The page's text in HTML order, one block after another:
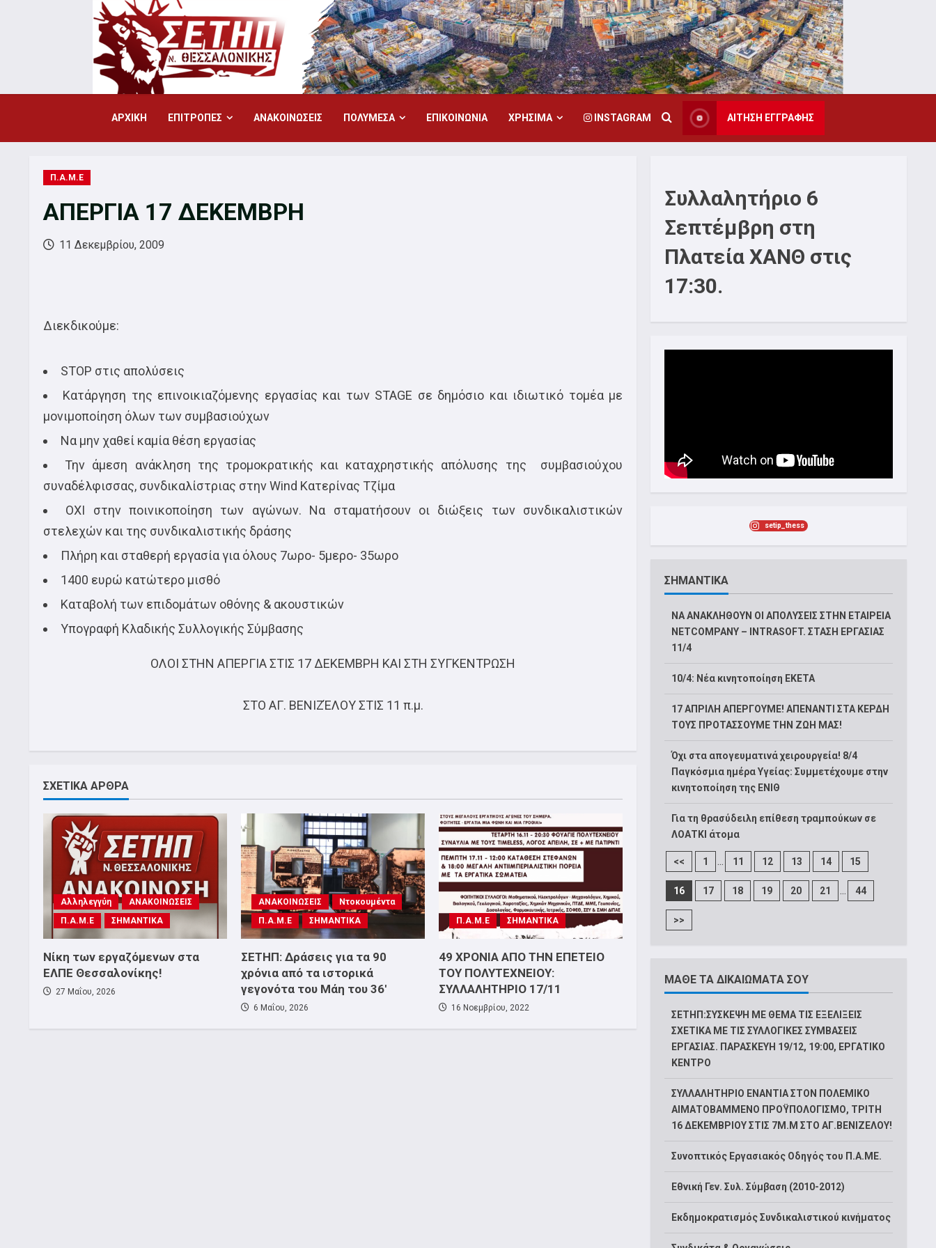
ΑΡΧΙΚΗ ΕΠΙΤΡΟΠΕΣ ΑΝΑΚΟΙΝΩΣΕΙΣ ΠΟΛΥΜΕΣΑ ΕΠΙΚΟΙΝΩΝΙΑ ΧΡΗΣΙΜΑ INSTAGRAM ΑΙΤΗΣΗ ΕΓΓΡΑΦΗΣ
Π.Α.Μ.Ε
ΑΠΕΡΓΙΑ 17 ΔΕΚΕΜΒΡΗ
11 Δεκεμβρίου, 2009
Διεκδικούμε:
STOP στις απολύσεις
Κατάργηση της επινοικιαζόμενης εργασίας και των STAGE σε δημόσιο και ιδιωτικό τομέα με
μονιμοποίηση όλων των συμβασιούχων
Nα μην χαθεί καμία θέση εργασίας
Την άμεση ανάκληση της τρομοκρατικής και καταχρηστικής απόλυσης της συμβασιούχου
συναδέλφισσας, συνδικαλίστριας στην Wind Κατερίνας Τζίμα
ΟΧΙ στην ποινικοποίηση των αγώνων. Να σταματήσουν οι διώξεις των συνδικαλιστικών
στελεχών και της συνδικαλιστικής δράσης
Πλήρη και σταθερή εργασία για όλους 7ωρο- 5μερο- 35ωρο
1400 ευρώ κατώτερο μισθό
Καταβολή των επιδομάτων οθόνης & ακουστικών
Υπογραφή Κλαδικής Συλλογικής Σύμβασης
ΟΛΟΙ ΣΤΗΝ ΑΠΕΡΓΙΑ ΣΤΙΣ 17 ΔΕΚΕΜΒΡΗ ΚΑΙ ΣΤΗ ΣΥΓΚΕΝΤΡΩΣΗ
ΣΤΟ ΑΓ. ΒΕΝΙΖΈΛΟΥ ΣΤΙΣ 11 π.μ.
ΣΧΕΤΙΚΑ ΑΡΘΡΑ
Αλληλεγγύη
ΑΝΑΚΟΙΝΩΣΕΙΣ
Π.Α.Μ.Ε
ΣΗΜΑΝΤΙΚΑ
Νίκη των εργαζόμενων στα
ΕΛΠΕ Θεσσαλονίκης!
27 Μαΐου, 2026
ΑΝΑΚΟΙΝΩΣΕΙΣ
Ντοκουμέντα
Π.Α.Μ.Ε
ΣΗΜΑΝΤΙΚΑ
ΣΕΤΗΠ: Δράσεις για τα 90
χρόνια από τα ιστορικά
γεγονότα του Μάη του 36′
6 Μαΐου, 2026
Π.Α.Μ.Ε ΣΗΜΑΝΤΙΚΑ
49 ΧΡΟΝΙΑ ΑΠΟ ΤΗΝ ΕΠΕΤΕΙΟ
ΤΟΥ ΠΟΛΥΤΕΧΝΕΙΟΥ:
ΣΥΛΛΑΛΗΤΗΡΙΟ 17/11
16 Νοεμβρίου, 2022
Συλλαλητήριο 6
Σεπτέμβρη στη
Πλατεία ΧΑΝΘ στις
17:30.
setip_thess
ΣΗΜΑΝΤΙΚΑ
ΝΑ ΑΝΑΚΛΗΘΟYΝ ΟΙ ΑΠΟΛYΣΕΙΣ ΣΤΗΝ ΕΤΑΙΡEIΑ
NETCOMPANY – INTRASOFT. ΣΤΑΣΗ ΕΡΓΑΣΙΑΣ
11/4
10/4: Νέα κινητοποίηση ΕΚΕΤΑ
17 ΑΠΡΙΛΗ ΑΠΕΡΓΟΥΜΕ! ΑΠΕΝΑΝΤΙ ΣΤΑ ΚΕΡΔΗ
ΤΟΥΣ ΠΡΟΤΑΣΣΟΥΜΕ ΤΗΝ ΖΩΗ ΜΑΣ!
Όχι στα απογευματινά χειρουργεία! 8/4
Παγκόσμια ημέρα Υγείας: Συμμετέχουμε στην
κινητοποίηση της ΕΝΙΘ
Για τη θρασύδειλη επίθεση τραμπούκων σε
ΛΟΑΤΚΙ άτομα
<< 1 11 12 13 14 15
16 17 18 19 20 21 44
>>
ΜΑΘΕ ΤΑ ΔΙΚΑΙΩΜΑΤΑ ΣΟΥ
ΣΕΤΗΠ:ΣΥΣΚΕΨΗ ΜΕ ΘΕΜΑ ΤΙΣ ΕΞΕΛΙΞΕΙΣ
ΣΧΕΤΙΚΑ ΜΕ ΤΙΣ ΣΥΛΛΟΓΙΚΕΣ ΣΥΜΒΑΣΕΙΣ
ΕΡΓΑΣΙΑΣ. ΠΑΡΑΣΚΕΥΗ 19/12, 19:00, ΕΡΓΑΤΙΚΟ
ΚΕΝΤΡΟ
ΣΥΛΛΑΛΗΤΗΡΙΟ ΕΝΑΝΤΙΑ ΣΤΟΝ ΠΟΛΕΜΙΚΟ
ΑΙΜΑΤΟΒΑΜΜΕΝΟ ΠΡΟΫΠΟΛΟΓΙΣΜΟ, ΤΡΙΤΗ
16 ΔΕΚΕΜΒΡΙΟΥ ΣΤΙΣ 7Μ.Μ ΣΤΟ ΑΓ.ΒΕΝΙΖΕΛΟΥ!
Συνοπτικός Εργασιακός Οδηγός του Π.Α.ΜΕ.
Εθνική Γεν. Συλ. Σύμβαση (2010-2012)
Εκδημοκρατισμός Συνδικαλιστικού κινήματος